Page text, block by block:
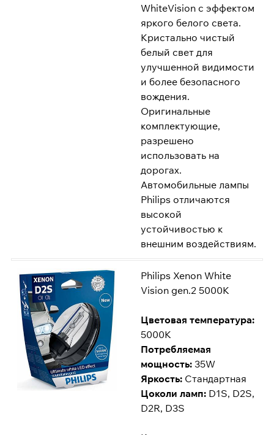
WhiteVision с эффектом
яркого белого света.
Кристально чистый
белый свет для
улучшенной видимости
и более безопасного
вождения.
Оригинальные
комплектующие,
разрешено
использовать на
дорогах.
Автомобильные лампы
Philips отличаются
высокой
устойчивостью к
внешним воздействиям.
Philips Xenon White
Vision gen.2 5000K
Цветовая температура:
5000K
Потребляемая
мощность: 35W
Яркость: Стандартная
Цоколи ламп: D1S, D2S,
D2R, D3S